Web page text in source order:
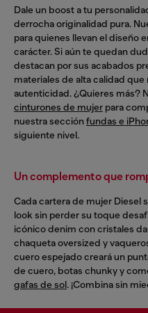
Dale un boost a tu
derrocha originalidad pura.
para quienes llevan el diseño
carácter. Si aún te quedan
destacan por sus acabados
materiales de alta calidad que
autenticidad. ¿Quieres más?
cinturones de mujer para
nuestra secciónfundas e
siguiente nivel.
Un complemento que
Cada cartera de mujer Diesel
look sin perder su toque
icónico denim con cristales
chaqueta oversized y
cuero espejado creará un
de cuero, botas chunky y
gafas de sol. ¡Combina sin